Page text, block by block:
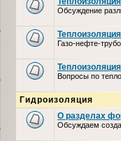
Обсуждение
Газо-нефте-
Вопросы по
Гидроизоляция
О разделах
Обсуждаем